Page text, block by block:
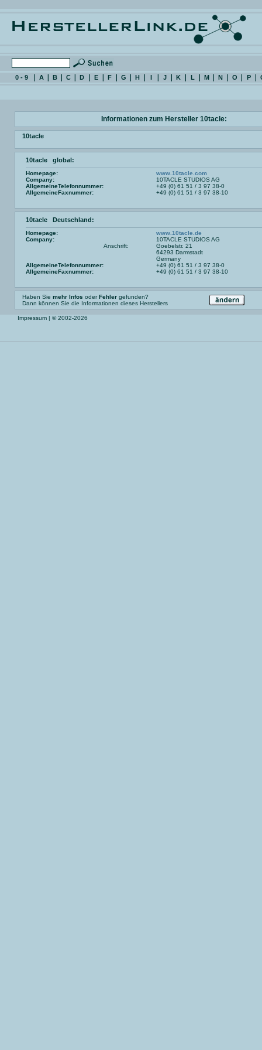
0 - 9 A B C D E F G H I J K L M N O P
Informationen zum Hersteller 10tacle:
10tacle
10tacle global:
Homepage:
www.10tacle.com
Company:
10TACLE STUDIOS AG
AllgemeineTelefonnummer:
+49 (0) 61 51 / 3 97 38-0
AllgemeineFaxnummer:
+49 (0) 61 51 / 3 97 38-10
10tacle Deutschland:
Homepage:
www.10tacle.de
Company:
10TACLE STUDIOS AG
Anschrift:
Goebelstr. 21
64293 Darmstadt
Germany
AllgemeineTelefonnummer:
+49 (0) 61 51 / 3 97 38-0
AllgemeineFaxnummer:
+49 (0) 61 51 / 3 97 38-10
Haben Sie mehr Infos oderFehler gefunden?
Dann können Sie die Informationen dieses Herstellers
Impressum | © 2002-2026